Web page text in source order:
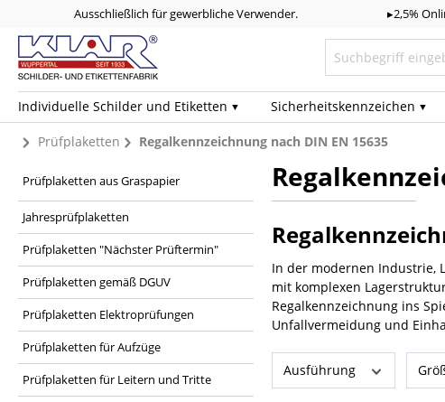
Ausschließlich für gewerbliche Verwender. ▸2,5%
Individuelle Schilder und Etiketten Sicherheits­kennzeichen
Prüfplaketten Regalkennzeichnung nach DIN EN 15635
Prüfplaketten aus Graspapier
Jahresprüfplaketten
Prüfplaketten "Nächster Prüftermin"
Prüfplaketten gemäß DGUV
Prüfplaketten Elektroprüfungen
Prüfplaketten für Aufzüge
Prüfplaketten für Leitern und Tritte
In der modernen Industrie,
mit komplexen
Regalkennzeichnung ins
Unfallvermeidung und
Ausführung